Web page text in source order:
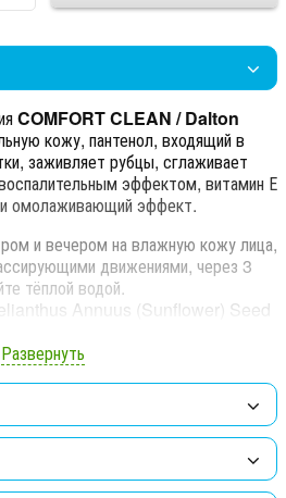
COMFORT CLEAN / Dalton
кожу, пантенол, входящий в
заживляет рубцы, сглаживает
эффектом, витамин Е
омолаживающий эффект.
и вечером на влажную кожу лица,
движениями, через 3
тёплой водой.
Annuus (Sunflower) Seed
Maris Aqua (Sea Water), Ostrea
Hydroxide, Sodium Cocoyl
Caprylyl Glycol, Glycerin,
Decylene Glycol,
Acrylates/C10-30 Alkyl
(Fragrance).
Развернуть